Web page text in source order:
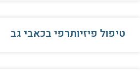
טיפול פיזיותרפי בכאבי גב